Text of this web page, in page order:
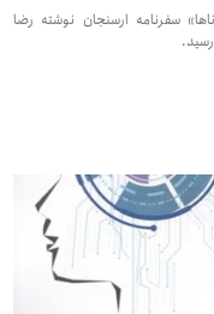
سفرنامه ارسنجان نوشته رضا